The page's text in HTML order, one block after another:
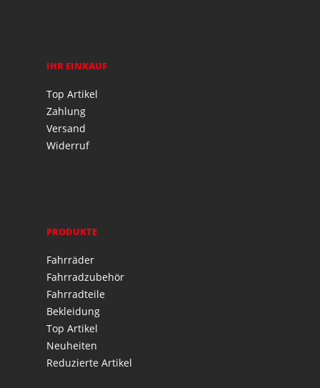
IHR EINKAUF
Top Artikel
Zahlung
Versand
Widerruf
PRODUKTE
Fahrräder
Fahrradzubehör
Fahrradteile
Bekleidung
Top Artikel
Neuheiten
Reduzierte Artikel